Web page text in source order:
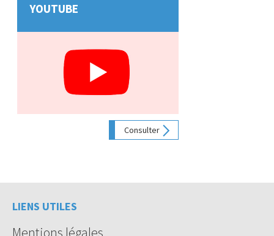
YOUTUBE
Consulter
LIENS UTILES
Mentions légales